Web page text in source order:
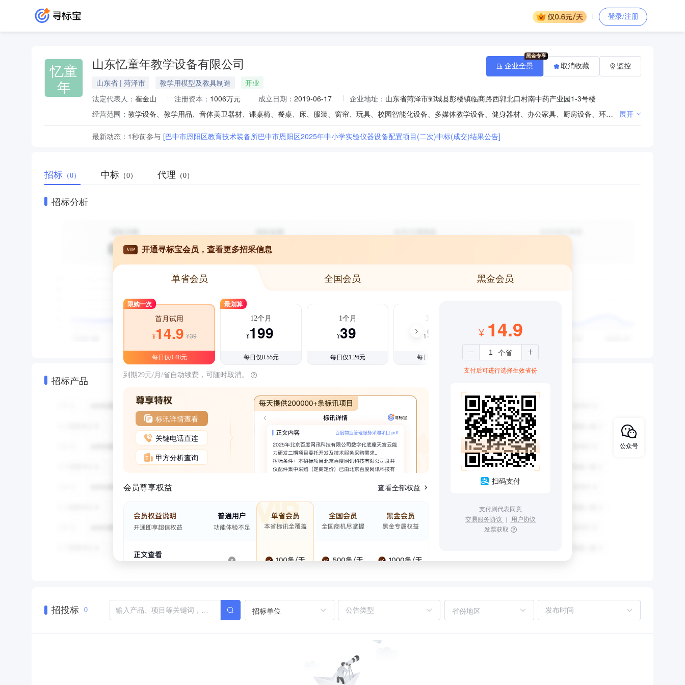
登录/注册
忆童
年
山东忆童年教学设备有限公司
山东省 | 菏泽市 教学用模型及教具制造
开业
法定代表人： 崔金山 注册资本： 1006万元 成立日期： 2019-06-17 企业地址： 山东省菏泽市鄄城县彭楼镇临商路西郭北口村南中药产业园1-3号楼
经营范围：
教学设备、教学用品、音体美卫器材、课桌椅、餐桌、床、服装、窗帘、玩具、校园智能化设备、多媒体教学设备、健身器材、办公家具、厨房设备、环卫器材、保洁用品、实验室设备、探究仪器、科学探究数字化实验室设备、职业学校实训设备、空气净化器、心理咨询室设备、一类医疗器械、床上用品、照明器材、护栏生产、销售；教学软件开发；校园广播系统、LED显示屏、电脑、塑料制品、仪器仪表销售；木制品加工、销售；校园网络设备、网络监控设备安装、销售；人造草坪、塑胶跑道、建筑装饰工程施工；苗木种植、养护；园林绿化工程设计、施工；图书、报刊、音像制品零售。（依法须经批准的项目，经相关部门批准后方可开展经营活动） 展开
最新动态： 1秒前参与 [巴中市恩阳区教育技术装备所巴中市恩阳区2025年中小学实验仪器设备配置项目(二次)中标(成交)结果公告]
企业全景 取消收藏 监控
招标 （0） 中标 （0） 代理 （0）
招标分析
招标产品
VIP 开通寻标宝会员，查看更多招采信息
单省会员 全国会员 黑金会员
限购一次
首月试用
¥14.9 ¥39
每日仅0.48元
最划算
12个月
¥199
每日仅0.55元
1个月
¥39
每日仅1.26元
3个月
¥99
每日仅1.08元
到期29元/月/省自动续费，可随时取消。
标讯详情查看
关键电话直连
甲方分析查询
会员尊享权益 查看全部权益
¥ 14.9
支付后可进行选择生效省份
扫码支付
支付则代表同意
交易服务协议 ｜ 用户协议
发票获取
招投标 0 招标单位 省份地区
公众号